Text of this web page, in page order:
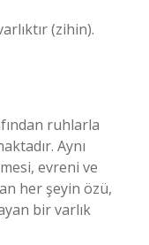
(zihin).
ruhlarla
Aynı
evreni ve
her şeyin özü,
bir varlık